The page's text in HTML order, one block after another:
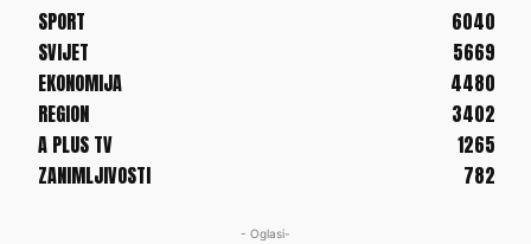
SPORT
6040
SVIJET
5669
EKONOMIJA
4480
REGION
3402
A PLUS TV
1265
ZANIMLJIVOSTI
782
- Oglasi-